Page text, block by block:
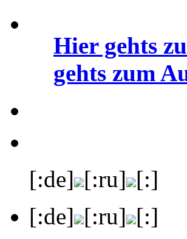
Hier gehts
gehts zum
[:de] [:ru] [:]
[:de] [:ru] [:]